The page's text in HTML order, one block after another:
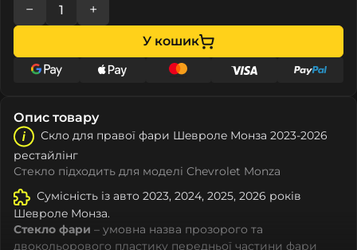
− +
У кошик
Опис товару
Скло для правої фари Шeвролe Монза 2023-2026
рестайлінг
Стекло підходить для моделі Chevrolet Monza
Сумісність із авто 2023, 2024, 2025, 2026 років
Шeвролe Монза.
Стекло фари – умовна назва прозорого та
двокольорового пластику передньої частини фари